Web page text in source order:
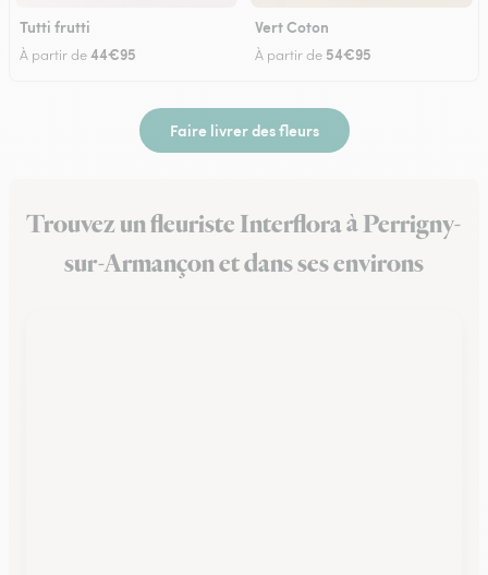
Tutti frutti
À partir de44€95
Vert Coton
À partir de 54€95
Faire livrer des fleurs
Trouvez un fleuriste Interflora à Perrigny-
sur-Armançon et dans ses environs